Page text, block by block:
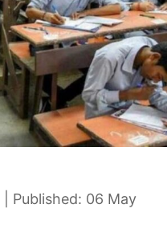
| Published: 06 May